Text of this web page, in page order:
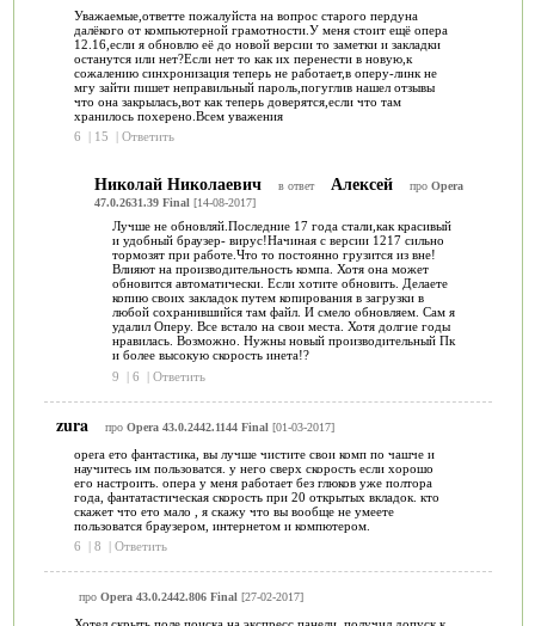
Уважаемые,ответте пожалуйста на вопрос старого пердуна
далёкого от компьютерной грамотности.У меня стоит ещё опера
12.16,если я обновлю её до новой версии то заметки и закладки
останутся или нет?Если нет то как их перенести в новую,к
сожалению синхронизация теперь не работает,в оперу-линк не
мгу зайти пишет неправильный пароль,погуглив нашел отзывы
что она закрылась,вот как теперь доверятся,если что там
хранилось похерено.Всем уважения
6
| 15 | Ответить
Николай Николаевич в ответ Алексей про Opera
47.0.2631.39 Final [14-08-2017]
Лучше не обновляй.Последние 17 года стали,как красивый
и удобный браузер- вирус!Начиная с версии 1217 сильно
тормозят при работе.Что то постоянно грузится из вне!
Влияют на производительность компа. Хотя она может
обновится автоматически. Если хотите обновить. Делаете
копию своих закладок путем копирования в загрузки в
любой сохранившийся там файл. И смело обновляем. Сам я
удалил Оперу. Все встало на свои места. Хотя долгие годы
нравилась. Возможно. Нужны новый производительный Пк
и более высокую скорость инета!?
9
| 6 | Ответить
zura про Opera 43.0.2442.1144 Final [01-03-2017]
opera ето фантастика, вы лучше чистите свои комп по чашче и
научитесь им пользоватся. у него сверх скорость если хорошо
его настроить. опера у меня работает без глюков уже полтора
года, фантатастическая скорость при 20 открытых вкладок. кто
скажет что ето мало , я скажу что вы вообще не умеете
пользоватся браузером, интернетом и компютером.
6
| 8 | Ответить
про Opera 43.0.2442.806 Final [27-02-2017]